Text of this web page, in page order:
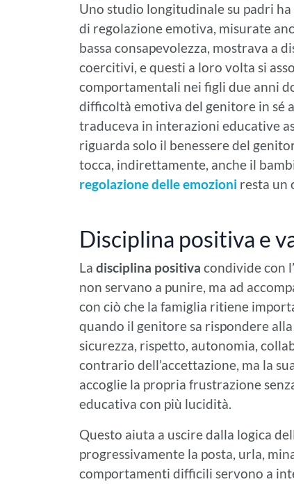
Uno studio longitudinale su padri
di regolazione emotiva, misurate
bassa consapevolezza, mostrava a
coercitivi, e questi a loro volta si
comportamentali nei figli due anni
difficoltà emotiva del genitore in sé
traduceva in interazioni educative
riguarda solo il benessere del
tocca, indirettamente, anche il
regolazione delle emozioni resta un
Disciplina positiva e
La disciplina positiva condivide con
non servano a punire, ma ad
con ciò che la famiglia ritiene
quando il genitore sa rispondere
sicurezza, rispetto, autonomia,
contrario dell’accettazione, ma la
accoglie la propria frustrazione
educativa con più lucidità.
Questo aiuta a uscire dalla logica
progressivamente la posta, urla,
comportamenti difficili servono a